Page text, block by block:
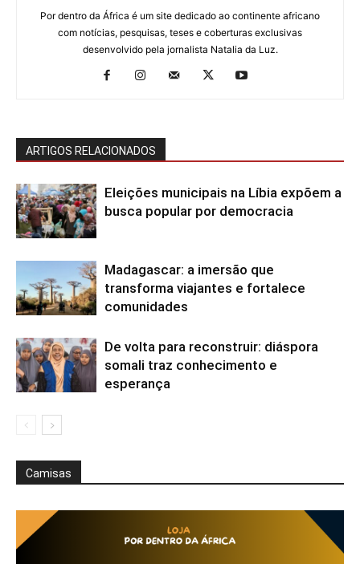
Por dentro da África é um site dedicado ao continente africano
com notícias, pesquisas, teses e coberturas exclusivas
desenvolvido pela jornalista Natalia da Luz.
ARTIGOS RELACIONADOS
Eleições municipais na Líbia expõem a
busca popular por democracia
Madagascar: a imersão que
transforma viajantes e fortalece
comunidades
De volta para reconstruir: diáspora
somali traz conhecimento e
esperança
Camisas